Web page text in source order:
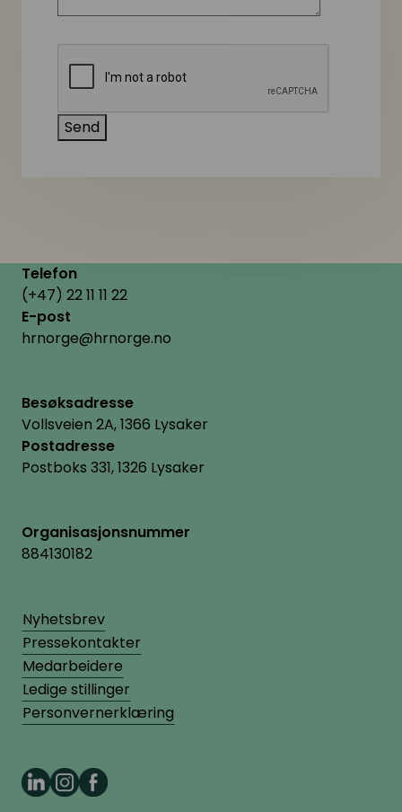
Telefon
(+47) 22 11 11 22
E-post
hrnorge@hrnorge.no
Besøksadresse
Vollsveien 2A, 1366 Lysaker
Postadresse
Postboks 331, 1326 Lysaker
Organisasjonsnummer
884130182
Nyhetsbrev
Pressekontakter
Medarbeidere
Ledige stillinger
Personvernerklæring